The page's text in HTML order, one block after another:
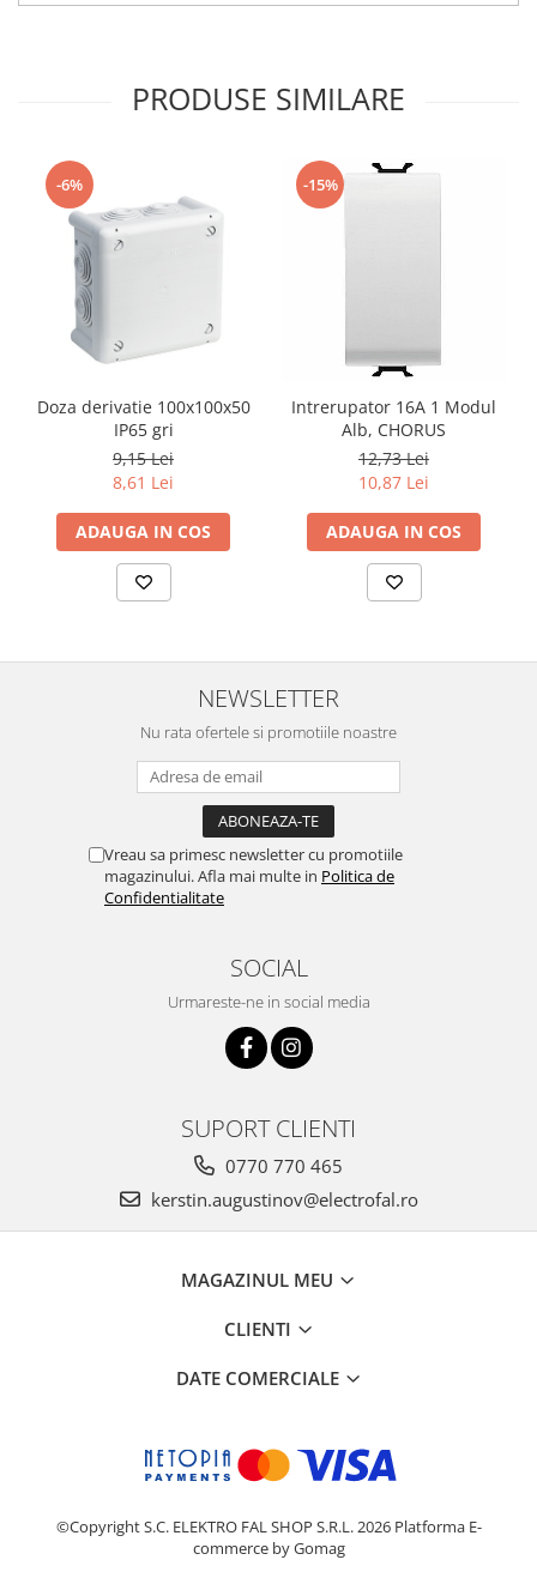
PRODUSE SIMILARE
-6%
Doza derivatie 100x100x50
IP65 gri
9,15 Lei
8,61 Lei
ADAUGA IN COS
-15%
Intrerupator 16A 1 Modul
Alb, CHORUS
12,73 Lei
10,87 Lei
ADAUGA IN COS
NEWSLETTER
Nu rata ofertele si promotiile noastre
Vreau sa primesc newsletter cu promotiile
magazinului. Afla mai multe in Politica de
Confidentialitate
SOCIAL
Urmareste-ne in social media
SUPORT CLIENTI
0770 770 465
kerstin.augustinov@electrofal.ro
MAGAZINUL MEU
CLIENTI
DATE COMERCIALE
©Copyright S.C. ELEKTRO FAL SHOP S.R.L. 2026 Platforma E-
commerce by Gomag